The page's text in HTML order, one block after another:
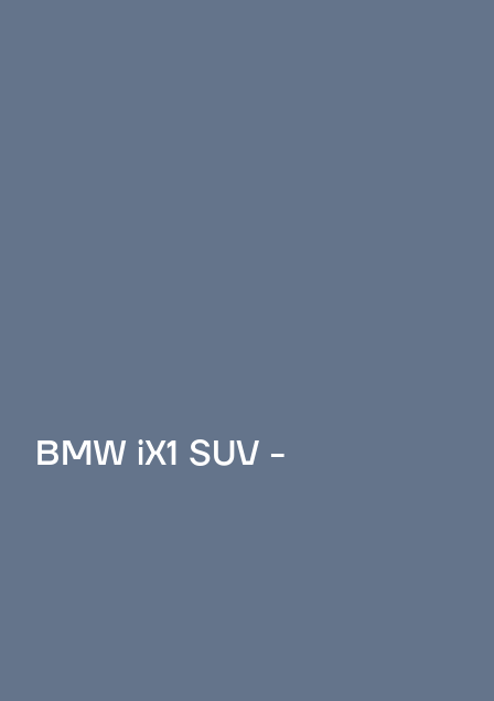
BMW iX1 SUV -